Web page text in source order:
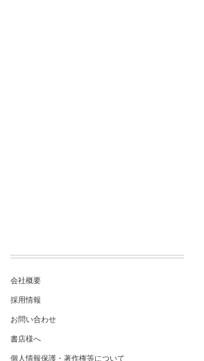
会社概要
採用情報
お問い合わせ
書店様へ
個人情報保護・著作権等について